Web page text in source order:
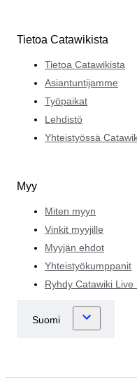
Tietoa Catawikista
Tietoa Catawikista
Asiantuntijamme
Työpaikat
Lehdistö
Yhteistyössä
Myy
Miten myyn
Vinkit myyjille
Myyjän ehdot
Yhteistyökumppanit
Ryhdy Catawiki Live